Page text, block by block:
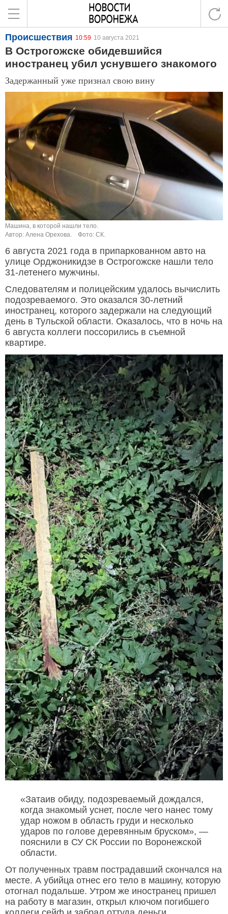
Происшествия 10:59 10 августа 2021
В Острогожске обидевшийся
иностранец убил уснувшего знакомого
Задержанный уже признал свою вину
Машина, в которой нашли тело.
Автор: Алена Орехова.
Фото: СК.
6 августа 2021 года в припаркованном авто на
улице Орджоникидзе в Острогожске нашли тело
31-летенего мужчины.
Следователям и полицейским удалось вычислить
подозреваемого. Это оказался 30-летний
иностранец, которого задержали на следующий
день в Тульской области. Оказалось, что в ночь на
6 августа коллеги поссорились в съемной
квартире.
«Затаив обиду, подозреваемый дождался,
когда знакомый уснет, после чего нанес тому
удар ножом в область груди и несколько
ударов по голове деревянным бруском», —
пояснили в СУ СК России по Воронежской
области.
От полученных травм пострадавший скончался на
месте. А убийца отнес его тело в машину, которую
отогнал подальше. Утром же иностранец пришел
на работу в магазин, открыл ключом погибшего